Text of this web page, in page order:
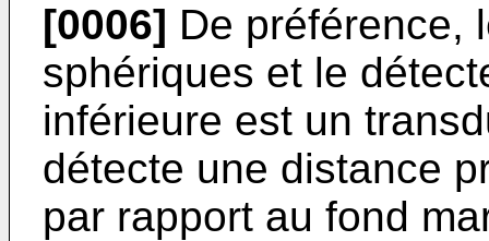
[0006] De préférence,
sphériques et le
inférieure est un
détecte une distance
par rapport au fond